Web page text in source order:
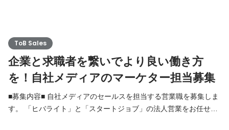
ToB Sales
企業と求職者を繋いでより良い働き方
を！自社メディアのマーケター担当募集
■募集内容■ 自社メディアのセールスを担当する営業職を募集しま
す。 「ヒバライト」と「スタートジョブ」の法人営業をお任せす